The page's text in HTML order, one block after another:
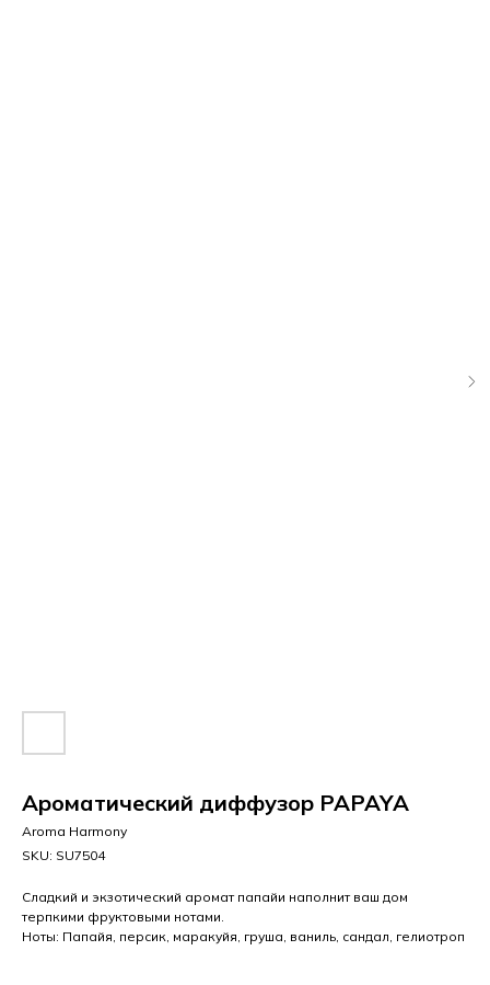
Ароматический диффузор PAPAYA
Aroma Harmony
SKU: SU7504
Сладкий и экзотический аромат папайи наполнит ваш дом
терпкими фруктовыми нотами.
Ноты: Папайя, персик, маракуйя, груша, ваниль, сандал, гелиотроп